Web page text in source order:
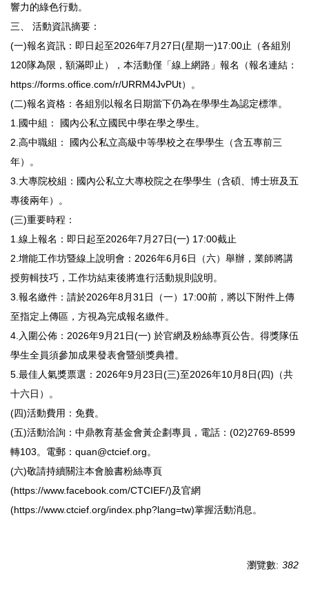
響力的綠色行動。
三、 活動資訊摘要：
(一)報名資訊：即日起至2026年7月27日(星期一)17:00止（各組別
120隊為限，額滿即止），本活動僅「線上網路」報名（報名連結：
https://forms.office.com/r/URRM4JvPUt）。
(二)報名資格：各組別以報名日期當下仍為在學學生為認定標準。
1.國中組： 國內公私立國民中學在學之學生。
2.高中職組： 國內公私立高級中等學校之在學學生（含五專前三
年）。
3.大專院校組：國內公私立大專校院之在學學生（含碩、博士班及五
專後兩年）。
(三)重要時程：
1.線上報名：即日起至2026年7月27日(一) 17:00截止
2.增能工作坊暨線上說明會：2026年6月6日（六）舉辦，業師將講
授剪輯技巧，工作坊結束後將進行活動規則說明。
3.報名繳件：請於2026年8月31日（一）17:00前，將以下附件上傳
至指定上傳區，方視為完成報名繳件。
4.入圍公佈：2026年9月21日(一) 於官網及粉絲專頁公告。得獎隊伍
學生全員須參加成果發表會暨頒獎典禮。
5.最佳人氣獎票選：2026年9月23日(三)至2026年10月8日(四)（共
十六日）。
(四)活動費用：免費。
(五)活動洽詢：中鼎教育基金會黃企劃專員，電話：(02)2769-8599
轉103。電郵：quan@ctcief.org。
(六)敬請持續關注本會臉書粉絲專頁
(https://www.facebook.com/CTCIEF/)及官網
(https://www.ctcief.org/index.php?lang=tw)掌握活動消息。
瀏覽數: 382